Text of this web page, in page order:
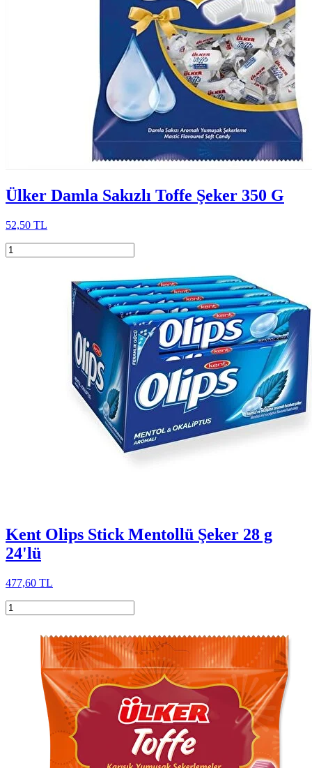
Ülker Damla Sakızlı Toffe Şeker 350 G
52,50 TL
Kent Olips Stick Mentollü Şeker 28 g
24'lü
477,60 TL